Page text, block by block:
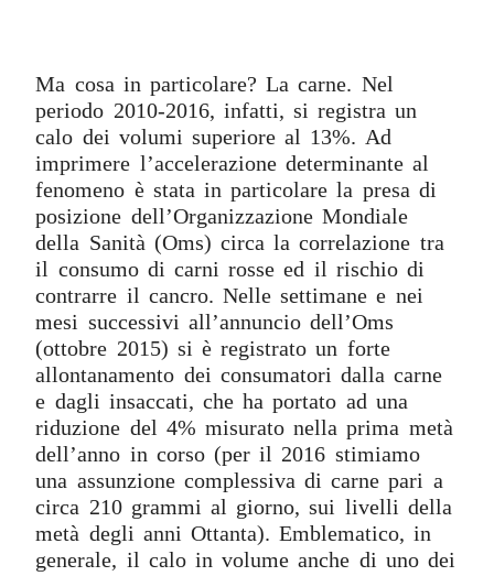
Ma cosa in particolare? La carne. Nel
periodo 2010-2016, infatti, si registra un
calo dei volumi superiore al 13%. Ad
imprimere l’accelerazione determinante al
fenomeno è stata in particolare la presa di
posizione dell’Organizzazione Mondiale
della Sanità (Oms) circa la correlazione tra
il consumo di carni rosse ed il rischio di
contrarre il cancro. Nelle settimane e nei
mesi successivi all’annuncio dell’Oms
(ottobre 2015) si è registrato un forte
allontanamento dei consumatori dalla carne
e dagli insaccati, che ha portato ad una
riduzione del 4% misurato nella prima metà
dell’anno in corso (per il 2016 stimiamo
una assunzione complessiva di carne pari a
circa 210 grammi al giorno, sui livelli della
metà degli anni Ottanta). Emblematico, in
generale, il calo in volume anche di uno dei